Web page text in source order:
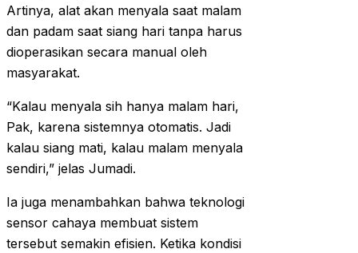
Artinya, alat akan menyala saat malam
dan padam saat siang hari tanpa harus
dioperasikan secara manual oleh
masyarakat.
“Kalau menyala sih hanya malam hari,
Pak, karena sistemnya otomatis. Jadi
kalau siang mati, kalau malam menyala
sendiri,” jelas Jumadi.
Ia juga menambahkan bahwa teknologi
sensor cahaya membuat sistem
tersebut semakin efisien. Ketika kondisi